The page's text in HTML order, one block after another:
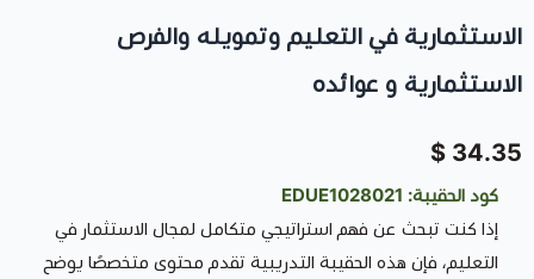
الاستثمارية في التعليم وتمويله والفرص
الاستثمارية و عوائده
34.35 $
كود الحقيبة: EDUE1028021
إذا كنت تبحث عن فهم استراتيجي متكامل لمجال الاستثمار في
التعليم، فإن هذه الحقيبة التدريبية تقدم محتوى متخصصًا يوضح